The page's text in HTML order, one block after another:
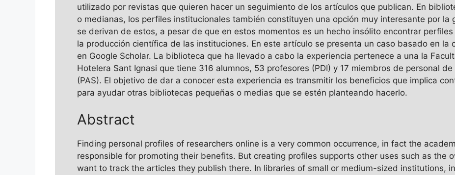
utilizado por revistas que quieren hacer un seguimiento de los artículos que publican. En
o medianas, los perfiles institucionales también constituyen una opción muy interesante por la
se derivan de estos, a pesar de que en estos momentos es un hecho insólito encontrar
la producción científica de las instituciones. En este artículo se presenta un caso basado en la
en Google Scholar. La biblioteca que ha llevado a cabo la experiencia pertenece a una la
Hotelera Sant Ignasi que tiene 316 alumnos, 53 profesores (PDI) y 17 miembros de personal
(PAS). El objetivo de dar a conocer esta experiencia es transmitir los beneficios que implica
para ayudar otras bibliotecas pequeñas o medias que se estén planteando hacerlo.
Abstract
Finding personal profiles of researchers online is a very common occurrence, in fact the
responsible for promoting their benefits. But creating profiles supports other uses such as the
want to track the articles they publish there. In libraries of small or medium-sized institutions,